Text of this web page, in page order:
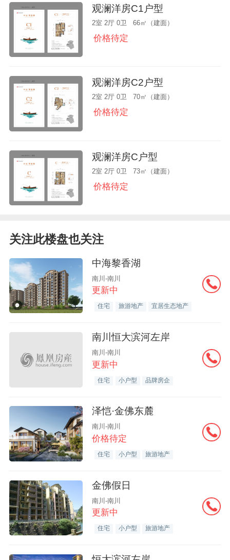
观澜洋房C1户型
2室 2厅 0卫 66㎡（建面）
价格待定
观澜洋房C2户型
2室 2厅 0卫 70㎡（建面）
价格待定
观澜洋房C户型
2室 2厅 0卫 73㎡（建面）
价格待定
关注此楼盘也关注
中海黎香湖
南川-南川
更新中
住宅 旅游地产 宜居生态地产
南川恒大滨河左岸
南川-南川
更新中
住宅 小户型 品牌房企
泽恺·金佛东麓
南川-南川
价格待定
住宅 小户型 旅游地产
金佛假日
南川-南川
更新中
住宅 小户型 旅游地产